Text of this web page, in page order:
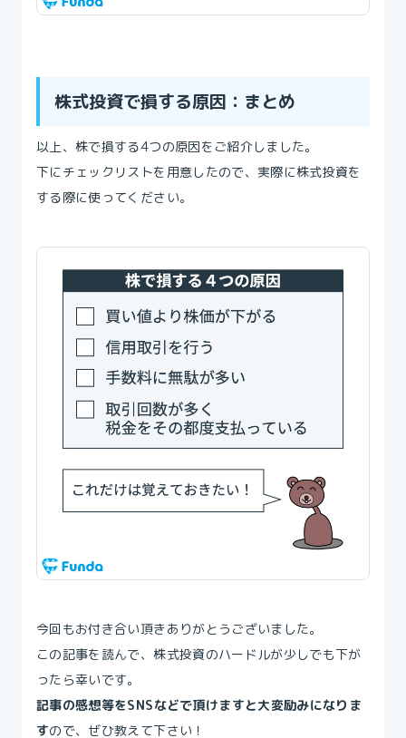
株式投資で損する原因：まとめ
以上、株で損する4つの原因をご紹介しました。
下にチェックリストを用意したので、実際に株式投資を
する際に使ってください。
今回もお付き合い頂きありがとうございました。
この記事を読んで、株式投資のハードルが少しでも下が
ったら幸いです。
記事の感想等をSNSなどで頂けますと大変励みになりま
すので、ぜひ教えて下さい！